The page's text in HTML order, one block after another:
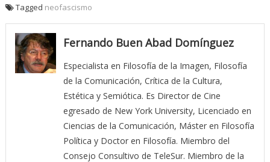
Tagged neofascismo
Fernando Buen Abad Domínguez
Especialista en Filosofía de la Imagen, Filosofía
de la Comunicación, Crítica de la Cultura,
Estética y Semiótica. Es Director de Cine
egresado de New York University, Licenciado en
Ciencias de la Comunicación, Máster en Filosofía
Política y Doctor en Filosofía. Miembro del
Consejo Consultivo de TeleSur. Miembro de la